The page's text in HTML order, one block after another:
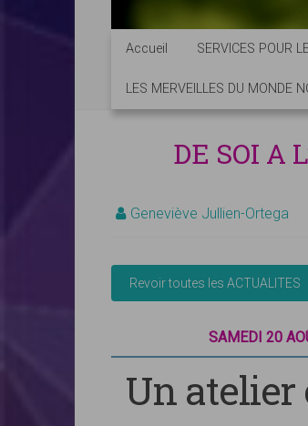
Accueil SERVICES POUR
LES MERVEILLES DU MONDE
DE SOI A
Geneviève Jullien-Ortega
SAMEDI 20
Un atelier